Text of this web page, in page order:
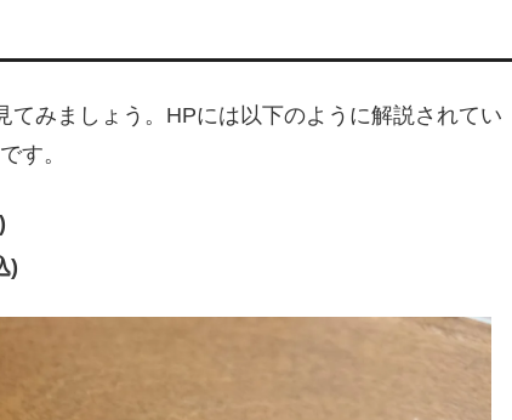
てみましょう。HPには以下のように解説されてい
す。
)